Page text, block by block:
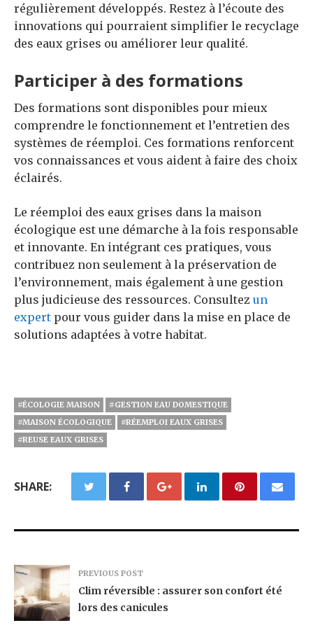
régulièrement développés. Restez à l’écoute des
innovations qui pourraient simplifier le recyclage
des eaux grises ou améliorer leur qualité.
Participer à des formations
Des formations sont disponibles pour mieux
comprendre le fonctionnement et l’entretien des
systèmes de réemploi. Ces formations renforcent
vos connaissances et vous aident à faire des choix
éclairés.
Le réemploi des eaux grises dans la maison
écologique est une démarche à la fois responsable
et innovante. En intégrant ces pratiques, vous
contribuez non seulement à la préservation de
l’environnement, mais également à une gestion
plus judicieuse des ressources. Consultez un
expert pour vous guider dans la mise en place de
solutions adaptées à votre habitat.
#ÉCOLOGIE MAISON
#GESTION EAU DOMESTIQUE
#MAISON ÉCOLOGIQUE
#RÉEMPLOI EAUX GRISES
#REUSE EAUX GRISES
SHARE:
PREVIOUS POST
Clim réversible : assurer son confort été
lors des canicules